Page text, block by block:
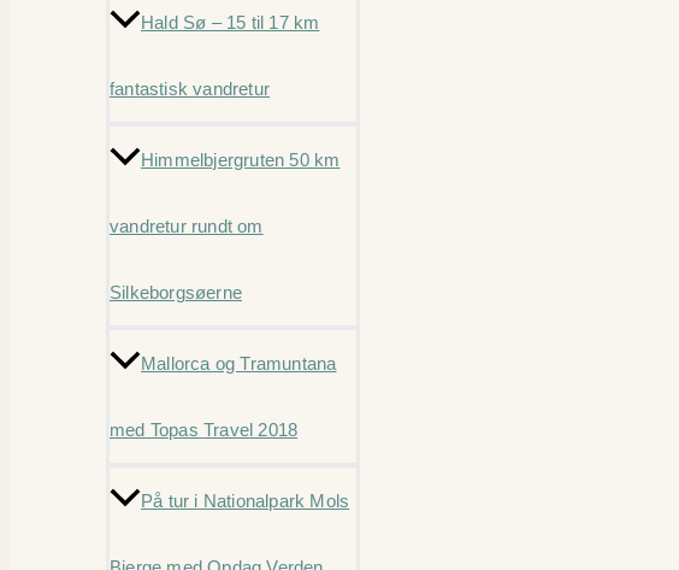
Hald Sø – 15 til 17 km
fantastisk vandretur
Himmelbjergruten 50 km
vandretur rundt om
Silkeborgsøerne
Mallorca og Tramuntana
med Topas Travel 2018
På tur i Nationalpark Mols